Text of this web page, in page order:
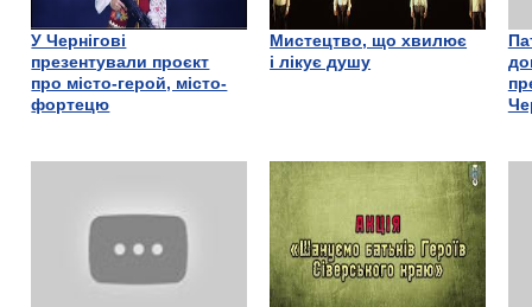
У Чернігові
презентували проєкт
про місто-герой, місто-
фортецю
Мистецтво, що хвилює
і лікує душу